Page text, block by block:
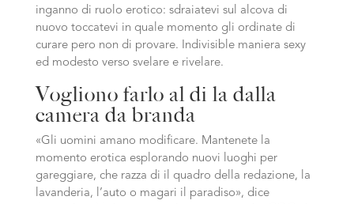
inganno di ruolo erotico: sdraiatevi sul alcova di
nuovo toccatevi in quale momento gli ordinate di
curare pero non di provare. Indivisible maniera sexy
ed modesto verso svelare e rivelare.
Vogliono farlo al di la dalla
camera da branda
«Gli uomini amano modificare. Mantenete la
momento erotica esplorando nuovi luoghi per
gareggiare, che razza di il quadro della redazione, la
lavanderia, l’auto o magari il paradiso», dice